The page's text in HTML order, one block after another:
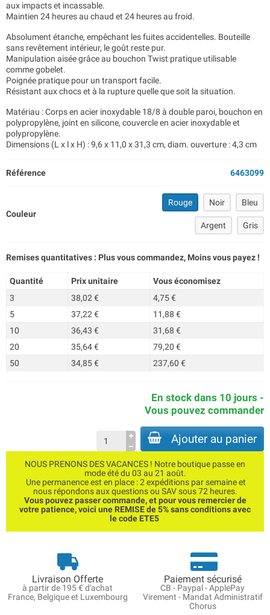
aux impacts et incassable.
Maintien 24 heures au chaud et 24 heures au froid.
Absolument étanche, empêchant les fuites accidentelles. Bouteille
sans revêtement intérieur, le goût reste pur.
Manipulation aisée grâce au bouchon Twist pratique utilisable
comme gobelet.
Poignée pratique pour un transport facile.
Résistant aux chocs et à la rupture quelle que soit la situation.
Matériau : Corps en acier inoxydable 18/8 à double paroi, bouchon en
polypropylène, joint en silicone, couvercle en acier inoxydable et
polypropylène.
Dimensions (L x l x H) : 9,6 x 11,0 x 31,3 cm, diam. ouverture : 4,3 cm
Référence 6463099
Couleur
Rouge Noir Bleu
Argent Gris
Remises quantitatives : Plus vous commandez, Moins vous payez !
Quantité Prix unitaire
Vous économisez
3
38,02 €
4,75 €
5
37,22 €
11,88 €
10
36,43 €
31,68 €
20
35,64 €
79,20 €
50
34,85 € 237,60 €
En stock dans 10 jours -
Vous pouvez commander
Ajouter au panier
NOUS PRENONS DES VACANCES ! Notre boutique passe en
mode été du 03 au 21 août.
Une permanence est en place : 2 expéditions par semaine et
nous répondons aux questions ou SAV sous 72 heures.
Vous pouvez passer commande, et pour vous remercier de
votre patience, voici une REMISE de 5% sans conditions avec
le code ETE5
Livraison Offerte
à partir de 195 € d'achat
France, Belgique et Luxembourg
Paiement sécurisé
CB - Paypal - ApplePay
Virement - Mandat Administratif
Chorus